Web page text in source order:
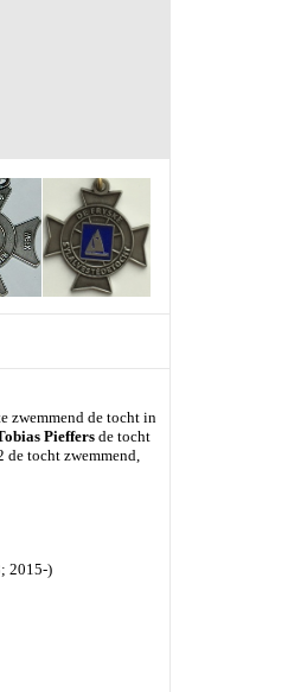
zwemmend de tocht in
Pieffersde tocht
tocht zwemmend,
2015-)